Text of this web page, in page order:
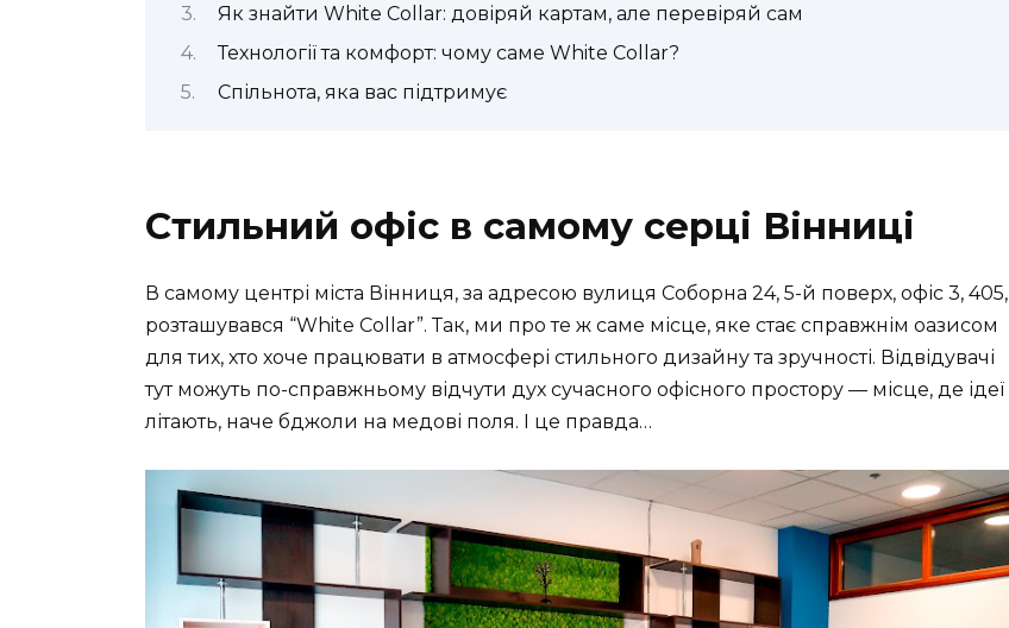
Як знайти White Collar: довіряй картам, але перевіряй сам
Технології та комфорт: чому саме White Collar?
Спільнота, яка вас підтримує
Стильний офіс в самому серці Вінниці
В самому центрі міста Вінниця, за адресою вулиця Соборна 24, 5-й поверх, офіс 3, 405,
розташувався “White Collar”. Так, ми про те ж саме місце, яке стає справжнім оазисом
для тих, хто хоче працювати в атмосфері стильного дизайну та зручності. Відвідувачі
тут можуть по-справжньому відчути дух сучасного офісного простору — місце, де ідеї
літають, наче бджоли на медові поля. І це правда…